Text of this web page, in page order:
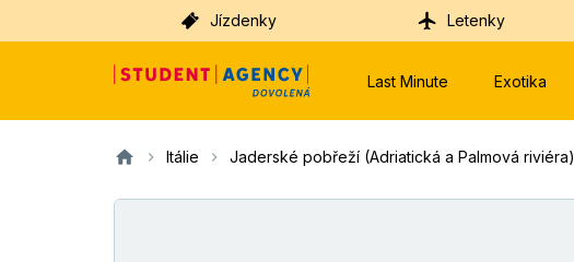
Jízdenky Letenky
Last Minute Exotika
Itálie Jaderské pobřeží (Adriatická a Palmová riviéra)